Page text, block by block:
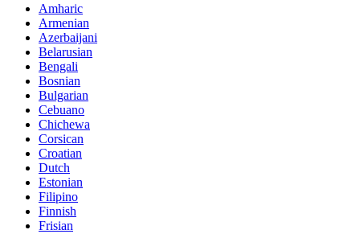
Amharic
Armenian
Azerbaijani
Belarusian
Bengali
Bosnian
Bulgarian
Cebuano
Chichewa
Corsican
Croatian
Dutch
Estonian
Filipino
Finnish
Frisian